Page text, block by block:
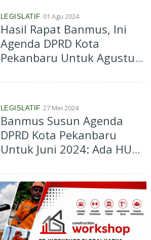
LEGISLATIF 01 Agu 2024
Hasil Rapat Banmus, Ini
Agenda DPRD Kota
Pekanbaru Untuk Agustus
LEGISLATIF 27 Mei 2024
Banmus Susun Agenda
DPRD Kota Pekanbaru
Untuk Juni 2024: Ada HUT